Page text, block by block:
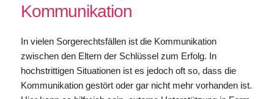
Kommunikation
In vielen Sorgerechtsfällen ist die Kommunikation
zwischen den Eltern der Schlüssel zum Erfolg. In
hochstrittigen Situationen ist es jedoch oft so, dass die
Kommunikation gestört oder gar nicht mehr vorhanden ist.